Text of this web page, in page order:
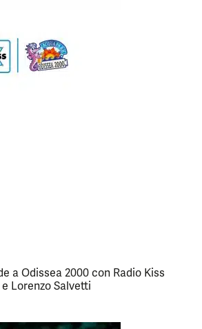
a Odissea 2000 con Radio Kiss
Lorenzo Salvetti